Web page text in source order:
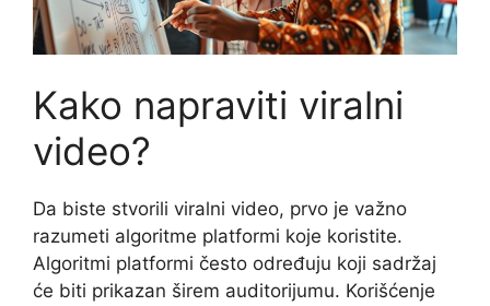
Kako napraviti viralni
video?
Da biste stvorili viralni video, prvo je važno
razumeti algoritme platformi koje koristite.
Algoritmi platformi često određuju koji sadržaj
će biti prikazan širem auditorijumu. Korišćenje